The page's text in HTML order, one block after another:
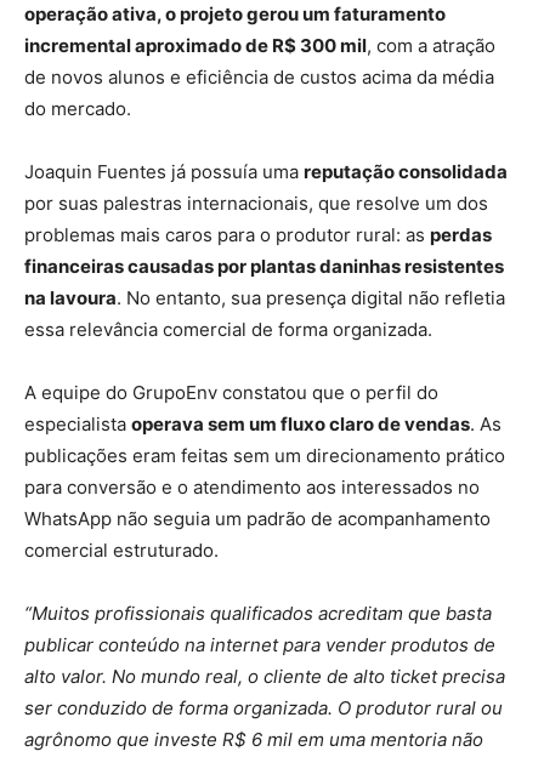
operação ativa, o projeto gerou um faturamento
incremental aproximado de R$ 300 mil, com a atração
de novos alunos e eficiência de custos acima da média
do mercado.
Joaquin Fuentes já possuía uma reputação consolidada
por suas palestras internacionais, que resolve um dos
problemas mais caros para o produtor rural: as perdas
financeiras causadas por plantas daninhas resistentes
na lavoura. No entanto, sua presença digital não refletia
essa relevância comercial de forma organizada.
A equipe do GrupoEnv constatou que o perfil do
especialista operava sem um fluxo claro de vendas. As
publicações eram feitas sem um direcionamento prático
para conversão e o atendimento aos interessados no
WhatsApp não seguia um padrão de acompanhamento
comercial estruturado.
“Muitos profissionais qualificados acreditam que basta
publicar conteúdo na internet para vender produtos de
alto valor. No mundo real, o cliente de alto ticket precisa
ser conduzido de forma organizada. O produtor rural ou
agrônomo que investe R$ 6 mil em uma mentoria não